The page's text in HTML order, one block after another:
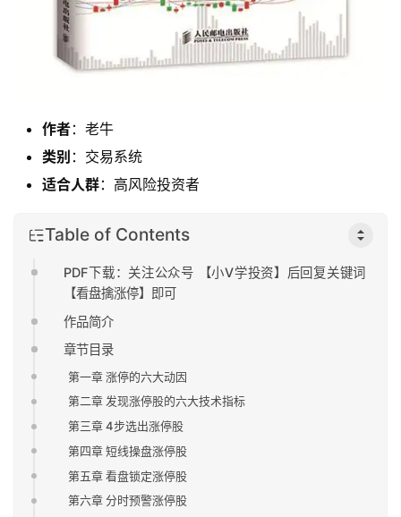
作者：老牛
类别 ：交易系统
适合人群：高风险投资者
Table of Contents
PDF下载：关注公众号 【小V学投资】后回复关键词
【看盘擒涨停】即可
作品简介
章节目录
第一章 涨停的六大动因
第二章 发现涨停股的六大技术指标
第三章 4步选出涨停股
第四章 短线操盘涨停股
第五章 看盘锁定涨停股
第六章 分时预警涨停股